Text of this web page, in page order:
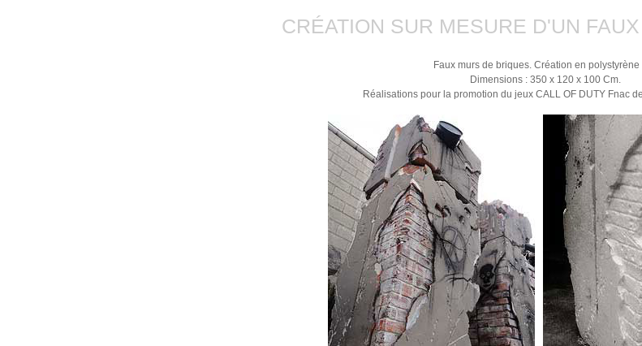
CRÉATION SUR MESURE D'UN
Faux murs de briques. Création en polystyrène
Dimensions : 350 x 120 x 100 Cm.
Réalisations pour la promotion du jeux CALL OF DUTY Fnac